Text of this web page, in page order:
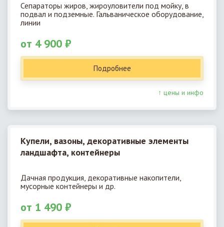
Сепараторы жиров, жироуловители под мойку, в
подвал и подземные. Гальваническое оборудование,
линии
от 4 900 ₽
Подробнее
↑ цены и инфо
Купели, вазоны, декоративные элементы
ландшафта, контейнеры
Дачная продукция, декоративные накопители,
мусорные контейнеры и др.
от 1 490 ₽